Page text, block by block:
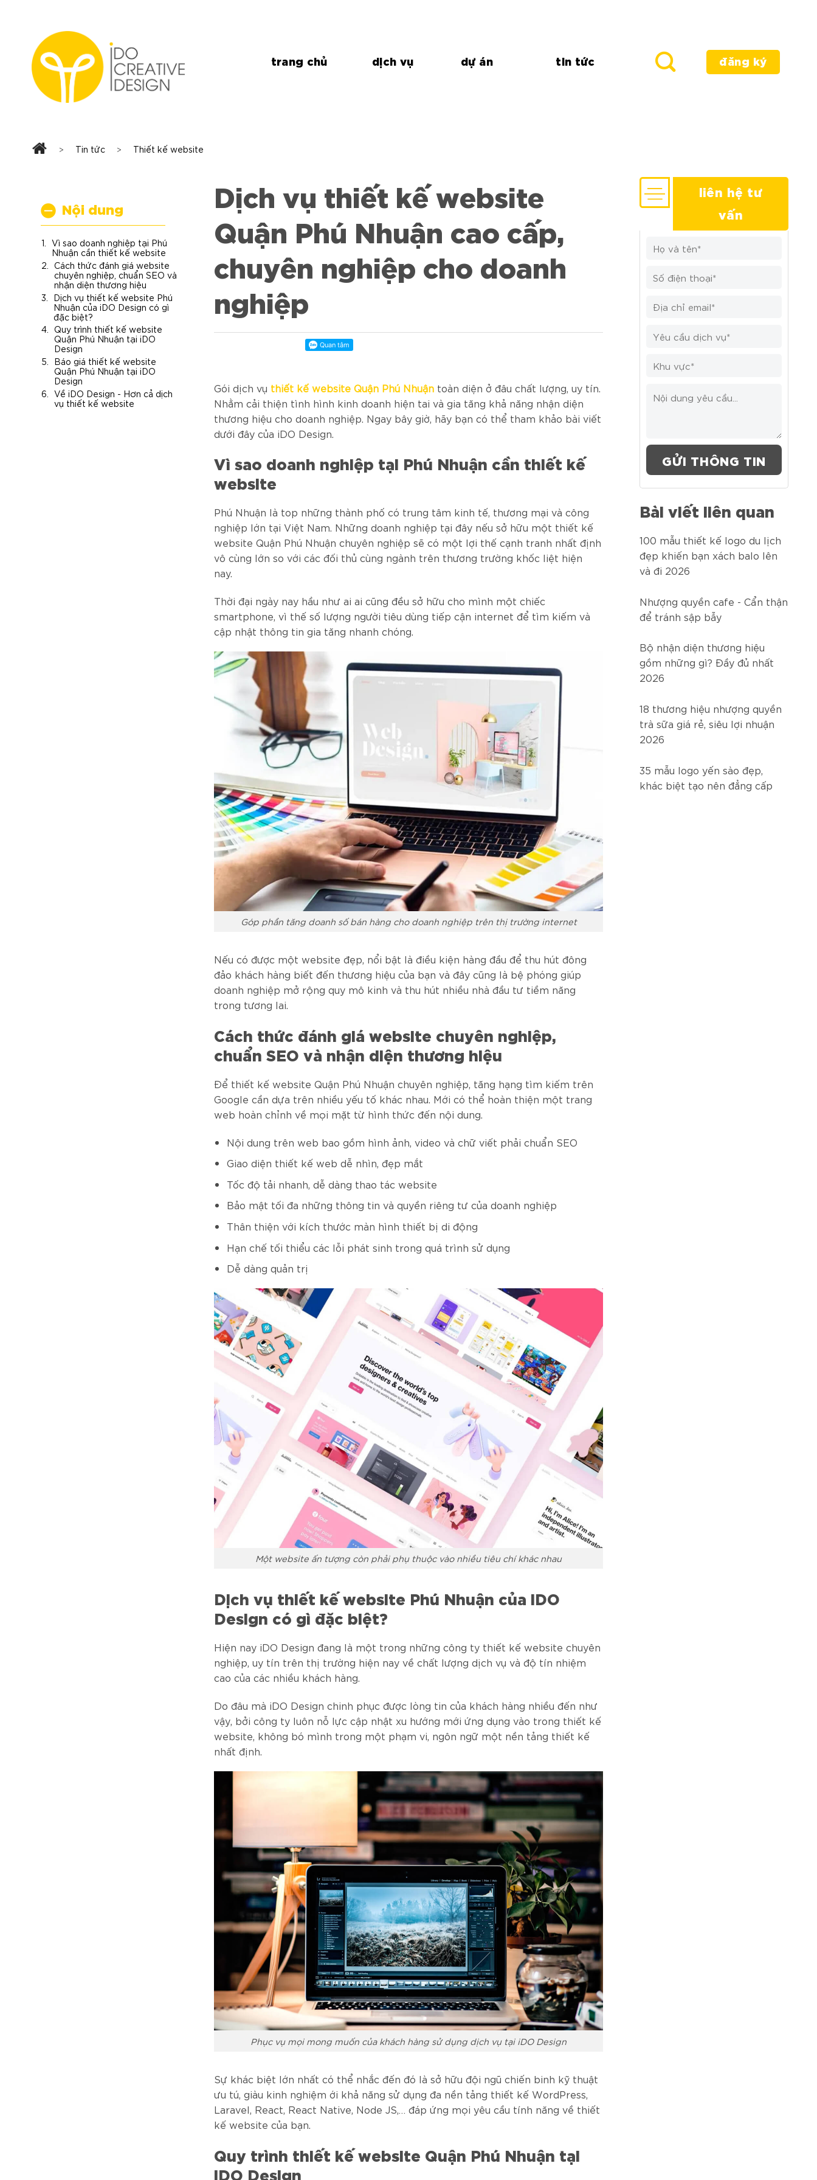
trang chủ dịch vụ dự án tin tức đăng ký
> Tin tức > Thiết kế website
Nội dung
Vì sao doanh nghiệp tại Phú
Nhuận cần thiết kế website
Cách thức đánh giá website
chuyên nghiệp, chuẩn SEO và
nhận diện thương hiệu
Dịch vụ thiết kế website Phú
Nhuận của iDO Design có gì
đặc biệt?
Quy trình thiết kế website
Quận Phú Nhuận tại iDO
Design
Báo giá thiết kế website
Quận Phú Nhuận tại iDO
Design
Về iDO Design - Hơn cả dịch
vụ thiết kế website
Dịch vụ thiết kế website
Quận Phú Nhuận cao cấp,
chuyên nghiệp cho doanh
nghiệp
Gói dịch vụ thiết kế website Quận Phú Nhuận toàn diện ở đâu chất lượng, uy tín.
Nhằm cải thiện tình hình kinh doanh hiện tai và gia tăng khả năng nhận diện
thương hiệu cho doanh nghiệp. Ngay bây giờ, hãy bạn có thể tham khảo bài viết
dưới đây của iDO Design.
Vì sao doanh nghiệp tại Phú Nhuận cần thiết kế
website
Phú Nhuận là top những thành phố có trung tâm kinh tế, thương mại và công
nghiệp lớn tại Việt Nam. Những doanh nghiệp tại đây nếu sở hữu một thiết kế
website Quận Phú Nhuận chuyên nghiệp sẽ có một lợi thế cạnh tranh nhất định
vô cùng lớn so với các đối thủ cùng ngành trên thương trường khốc liệt hiện
nay.
Thời đại ngày nay hầu như ai ai cũng đều sở hữu cho mình một chiếc
smartphone, vì thế số lượng người tiêu dùng tiếp cận internet để tìm kiếm và
cập nhật thông tin gia tăng nhanh chóng.
Góp phần tăng doanh số bán hàng cho doanh nghiệp trên thị trường internet
Nếu có được một website đẹp, nổi bật là điều kiện hàng đầu để thu hút đông
đảo khách hàng biết đến thương hiệu của bạn và đây cũng là bệ phóng giúp
doanh nghiệp mở rộng quy mô kinh và thu hút nhiều nhà đầu tư tiềm năng
trong tương lai.
Cách thức đánh giá website chuyên nghiệp,
chuẩn SEO và nhận diện thương hiệu
Để thiết kế website Quận Phú Nhuận chuyên nghiệp, tăng hạng tìm kiếm trên
Google cần dựa trên nhiều yếu tố khác nhau. Mới có thể hoàn thiện một trang
web hoàn chỉnh về mọi mặt từ hình thức đến nội dung.
Nội dung trên web bao gồm hình ảnh, video và chữ viết phải chuẩn SEO
Giao diện thiết kế web dễ nhìn, đẹp mắt
Tốc độ tải nhanh, dễ dàng thao tác website
Bảo mật tối đa những thông tin và quyền riêng tư của doanh nghiệp
Thân thiện với kích thước màn hình thiết bị di động
Hạn chế tối thiểu các lỗi phát sinh trong quá trình sử dụng
Dễ dàng quản trị
Một website ấn tượng còn phải phụ thuộc vào nhiều tiêu chí khác nhau
Dịch vụ thiết kế website Phú Nhuận của iDO
Design có gì đặc biệt?
Hiện nay iDO Design đang là một trong những công ty thiết kế website chuyên
nghiệp, uy tín trên thị trường hiện nay về chất lượng dịch vụ và độ tín nhiệm
cao của các nhiều khách hàng.
Do đâu mà iDO Design chinh phục được lòng tin của khách hàng nhiều đến như
vậy, bởi công ty luôn nỗ lực cập nhật xu hướng mới ứng dụng vào trong thiết kế
website, không bó mình trong một phạm vi, ngôn ngữ một nền tảng thiết kế
nhất định.
Phục vụ mọi mong muốn của khách hàng sử dụng dịch vụ tại iDO Design
Sự khác biệt lớn nhất có thể nhắc đến đó là sở hữu đội ngũ chiến binh kỹ thuật
ưu tú, giàu kinh nghiệm ới khả năng sử dụng đa nền tảng thiết kế WordPress,
Laravel, React, React Native, Node JS,… đáp ứng mọi yêu cầu tính năng về thiết
kế website của bạn.
Quy trình thiết kế website Quận Phú Nhuận tại
iDO Design
liên hệ tư
vấn
Bài viết liên quan
100 mẫu thiết kế logo du lịch
đẹp khiến bạn xách balo lên
và đi 2026
Nhượng quyền cafe - Cẩn thận
để tránh sập bẫy
Bộ nhận diện thương hiệu
gồm những gì? Đầy đủ nhất
2026
18 thương hiệu nhượng quyền
trà sữa giá rẻ, siêu lợi nhuận
2026
35 mẫu logo yến sào đẹp,
khác biệt tạo nên đẳng cấp